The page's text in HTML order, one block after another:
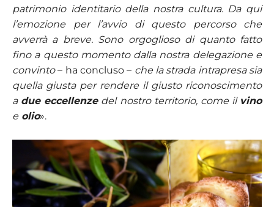
patrimonio identitario della nostra cultura. Da qui
l’emozione per l’avvio di questo percorso che
avverrà a breve. Sono orgoglioso di quanto fatto
fino a questo momento dalla nostra delegazione e
convinto– ha concluso – che la strada intrapresa sia
quella giusta per rendere il giusto riconoscimento
a due eccellenzedel nostro territorio, come il vino
eolio».